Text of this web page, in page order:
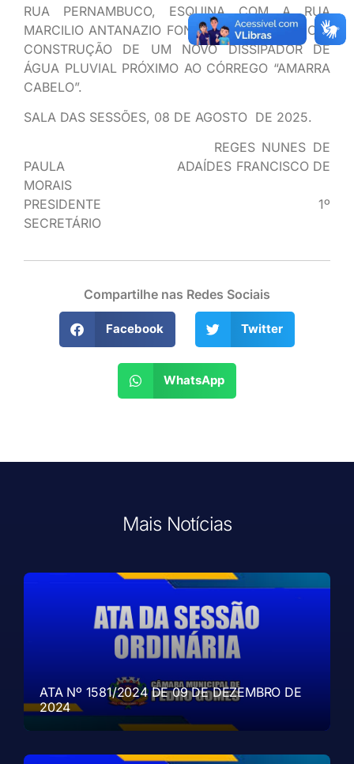
RUA PERNAMBUCO, ESQUINA COM A RUA
MARCILIO ANTANAZIO FONTOURA, BEM COMO A
CONSTRUÇÃO DE UM NOVO DISSIPADOR DE
ÁGUA PLUVIAL PRÓXIMO AO CÓRREGO “AMARRA
CABELO”.
SALA DAS SESSÕES, 08 DE AGOSTO DE 2025.
REGES NUNES DE
PAULA ADAÍDES FRANCISCO DE
MORAIS
PRESIDENTE 1º
SECRETÁRIO
Compartilhe nas Redes Sociais
Facebook Twitter
WhatsApp
Mais Notícias
ATA Nº 1581/2024 DE 09 DE DEZEMBRO DE
2024